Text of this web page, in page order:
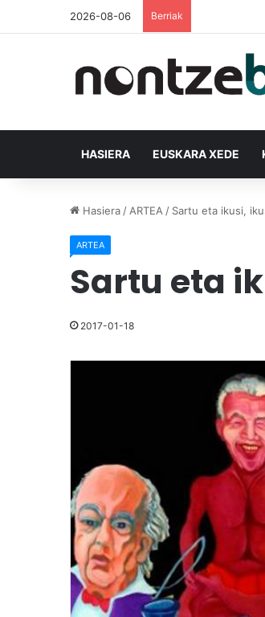
2026-08-06 Berriak
HASIERA EUSKARA XEDE
Hasiera / ARTEA / Sartu eta ikusi,
ARTEA
Sartu eta
2017-01-18